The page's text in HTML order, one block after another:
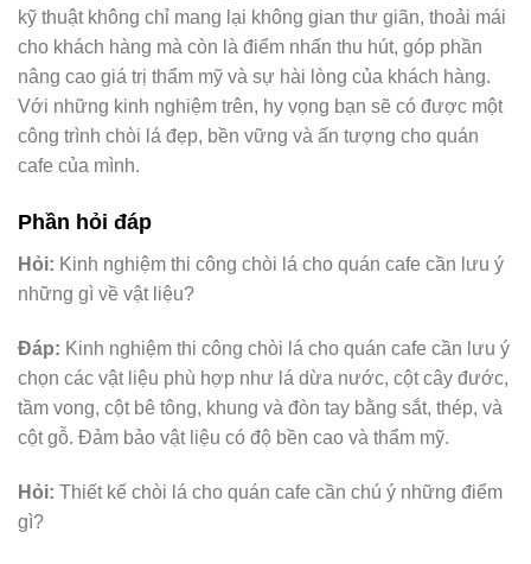
kỹ thuật không chỉ mang lại không gian thư giãn, thoải mái
cho khách hàng mà còn là điểm nhấn thu hút, góp phần
nâng cao giá trị thẩm mỹ và sự hài lòng của khách hàng.
Với những kinh nghiệm trên, hy vọng bạn sẽ có được một
công trình chòi lá đẹp, bền vững và ấn tượng cho quán
cafe của mình.
Phần hỏi đáp
Hỏi: Kinh nghiệm thi công chòi lá cho quán cafe cần lưu ý
những gì về vật liệu?
Đáp: Kinh nghiệm thi công chòi lá cho quán cafe cần lưu ý
chọn các vật liệu phù hợp như lá dừa nước, cột cây đước,
tầm vong, cột bê tông, khung và đòn tay bằng sắt, thép, và
cột gỗ. Đảm bảo vật liệu có độ bền cao và thẩm mỹ.
Hỏi: Thiết kế chòi lá cho quán cafe cần chú ý những điểm
gì?